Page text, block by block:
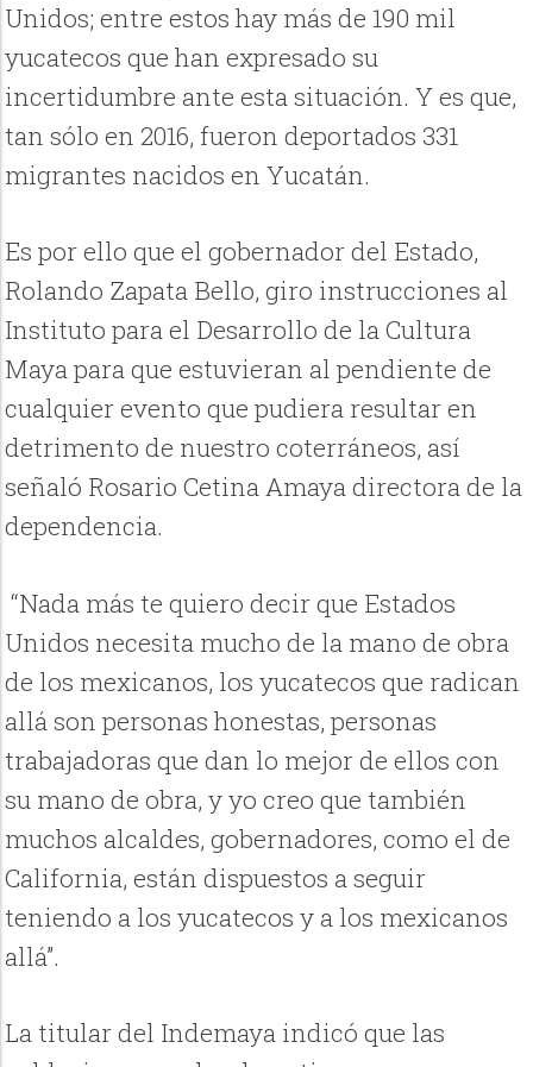
Unidos; entre estos hay más de 190 mil
yucatecos que han expresado su
incertidumbre ante esta situación. Y es que,
tan sólo en 2016, fueron deportados 331
migrantes nacidos en Yucatán.
Es por ello que el gobernador del Estado,
Rolando Zapata Bello, giro instrucciones al
Instituto para el Desarrollo de la Cultura
Maya para que estuvieran al pendiente de
cualquier evento que pudiera resultar en
detrimento de nuestro coterráneos, así
señaló Rosario Cetina Amaya directora de la
dependencia.
“Nada más te quiero decir que Estados
Unidos necesita mucho de la mano de obra
de los mexicanos, los yucatecos que radican
allá son personas honestas, personas
trabajadoras que dan lo mejor de ellos con
su mano de obra, y yo creo que también
muchos alcaldes, gobernadores, como el de
California, están dispuestos a seguir
teniendo a los yucatecos y a los mexicanos
allá”.
La titular del Indemaya indicó que las